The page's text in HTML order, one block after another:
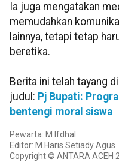
Ia juga mengatakan
memudahkan
lainnya, tetapi tetap
beretika.
Berita ini telah tayang
judul: Pj Bupati:
bentengi moral siswa
Pewarta: M Ifdhal
Editor: M.Haris Setiady Agus
Copyright © ANTARA ACEH